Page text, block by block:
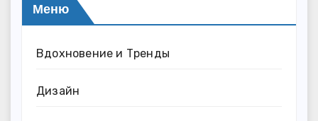
Меню
Вдохновение и Тренды
Дизайн